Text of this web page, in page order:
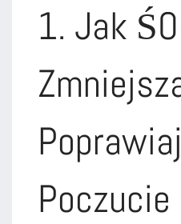
1. Jak
Poczucie